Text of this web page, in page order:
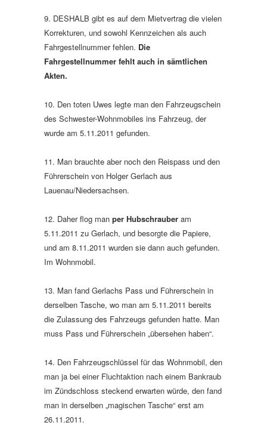
9. DESHALB gibt es auf dem Mietvertrag die vielen
Korrekturen, und sowohl Kennzeichen als auch
Fahrgestellnummer fehlen. Die
Fahrgestellnummer fehlt auch in sämtlichen
Akten.
10. Den toten Uwes legte man den Fahrzeugschein
des Schwester-Wohnmobiles ins Fahrzeug, der
wurde am 5.11.2011 gefunden.
11. Man brauchte aber noch den Reispass und den
Führerschein von Holger Gerlach aus
Lauenau/Niedersachsen.
12. Daher flog man per Hubschrauber am
5.11.2011 zu Gerlach, und besorgte die Papiere,
und am 8.11.2011 wurden sie dann auch gefunden.
Im Wohnmobil.
13. Man fand Gerlachs Pass und Führerschein in
derselben Tasche, wo man am 5.11.2011 bereits
die Zulassung des Fahrzeugs gefunden hatte. Man
muss Pass und Führerschein „übersehen haben“.
14. Den Fahrzeugschlüssel für das Wohnmobil, den
man ja bei einer Fluchtaktion nach einem Bankraub
im Zündschloss steckend erwarten würde, den fand
man in derselben „magischen Tasche“ erst am
26.11.2011.